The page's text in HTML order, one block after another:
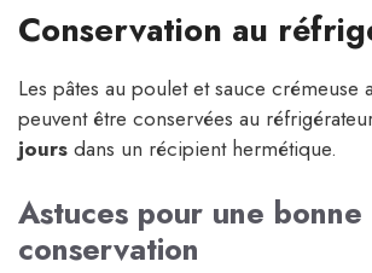
Conservation au
Les pâtes au poulet et sauce crémeuse
peuvent être conservées au
jours dans un récipient hermétique.
Astuces pour une bonne
conservation